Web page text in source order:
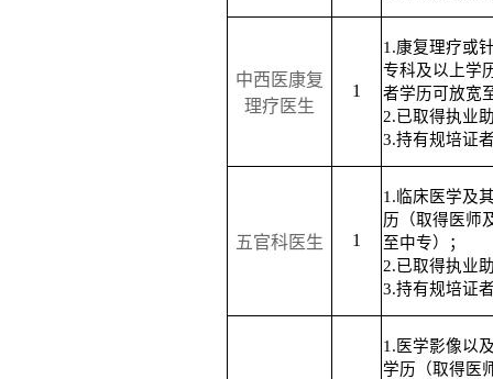
中西医康复
理疗医生
1
1.康复理疗或
专科及以上学
者学历可放宽
2.已取得执业
3.持有规培证
五官科医生 1
1.临床医学及
历（取得医师
至中专）；
2.已取得执业
3.持有规培证
1.医学影像以
学历（取得医